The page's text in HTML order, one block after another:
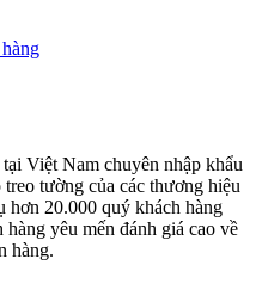
Việt Nam chuyên nhập khẩu
tường của các thương hiệu
20.000 quý khách hàng
yêu mến đánh giá cao về
hàng.